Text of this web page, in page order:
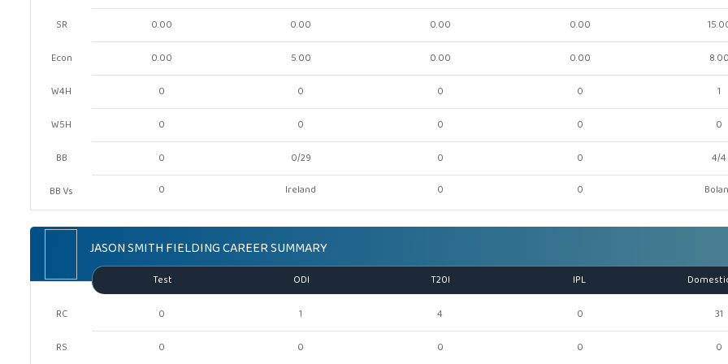
SR
Econ
W4H
W5H
BB
BB Vs
0.00 0.00 0.00 0.00
0.00 5.00 0.00 0.00 8.00
0 0 0 0 1
0 0 0 0 0
0 0/29 0 0
4/4
0
Ireland 0 0
JASON SMITH FIELDING CAREER SUMMARY
RC
RS
Test ODI T20I IPL
0 1 4 0 31
0 0 0 0 0